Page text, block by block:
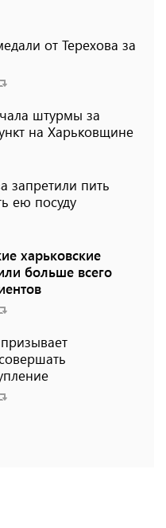
от Терехова за
штурмы за
на Харьковщине
запретили пить
ею посуду
харьковские
больше всего